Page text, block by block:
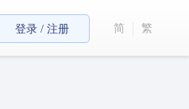
登录 / 注册 简 繁